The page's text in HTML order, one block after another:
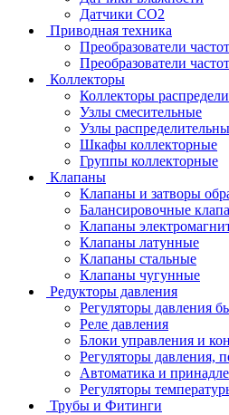
Датчики CO2
Приводная техника
Преобразователи
Преобразователи
Коллекторы
Коллекторы
Узлы смесительные
Узлы
Шкафы коллекторные
Группы коллекторные
Клапаны
Клапаны и затворы
Балансировочные
Клапаны
Клапаны латунные
Клапаны стальные
Клапаны чугунные
Редукторы давления
Регуляторы давления
Реле давления
Блоки управления и
Регуляторы давления,
Автоматика и
Регуляторы
Трубы и Фитинги